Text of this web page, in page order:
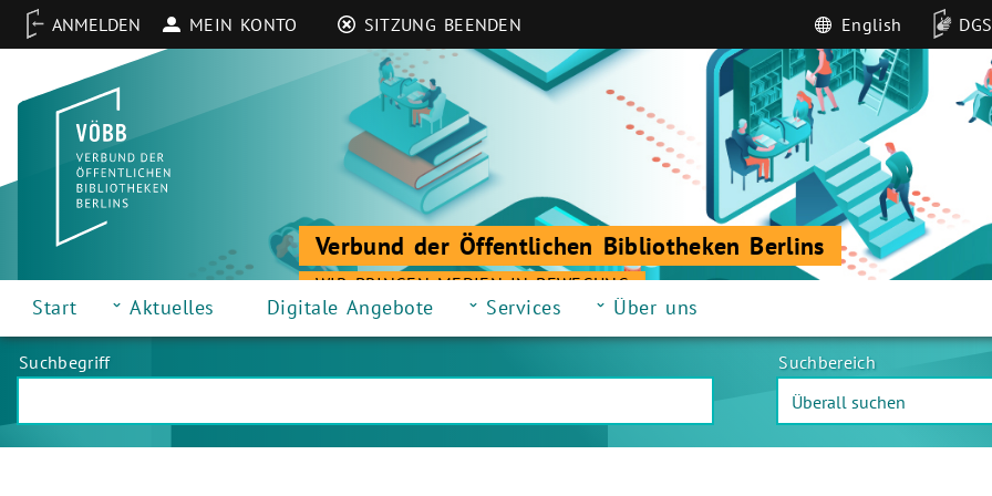
MEIN KONTO SITZUNG BEENDEN English DGS
Verbund der Öffentlichen Bibliotheken Berlins
WIR BRINGEN MEDIEN IN BEWEGUNG
Start Aktuelles Digitale Angebote Services Über uns
Suchbegriff Suchbereich